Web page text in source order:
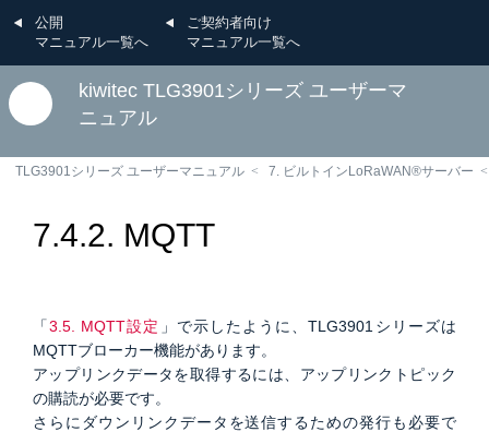
公開
マニュアル一覧へ
ご契約者向け
マニュアル一覧へ
kiwitec TLG3901シリーズ ユーザーマ
ニュアル
TLG3901シリーズ ユーザーマニュアル 7. ビルトインLoRaWAN®サーバー
7.4.2. MQTT
「3.5. MQTT設定 」で示したように、TLG3901シリーズは
MQTTブローカー機能があります。
アップリンクデータを取得するには、アップリンクトピック
の購読が必要です。
さらにダウンリンクデータを送信するための発行も必要で